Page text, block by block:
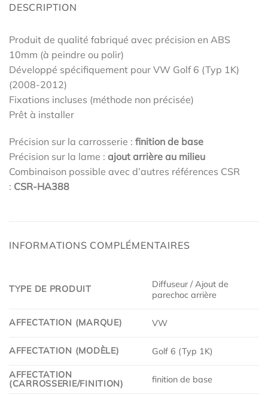
DESCRIPTION
Produit de qualité fabriqué avec précision en ABS
10mm (à peindre ou polir)
Développé spécifiquement pour VW Golf 6 (Typ 1K)
(2008-2012)
Fixations incluses (méthode non précisée)
Prêt à installer
Précision sur la carrosserie : finition de base
Précision sur la lame : ajout arrière au milieu
Combinaison possible avec d’autres références CSR
: CSR-HA388
INFORMATIONS COMPLÉMENTAIRES
TYPE DE PRODUIT
Diffuseur / Ajout de
parechoc arrière
AFFECTATION (MARQUE) VW
AFFECTATION (MODÈLE) Golf 6 (Typ 1K)
AFFECTATION
(CARROSSERIE/FINITION)
finition de base